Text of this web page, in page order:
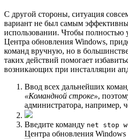
С другой стороны, ситуация
вариант не был самым
использовании. Чтобы полностью
Центра обновления Windows,
команд вручную, но в
таких действий помогает
возникающих при инсталляции
Ввод всех дальнейших
«Командной строке»,
администратора, например,
Введите команду net stop
Центра обновления